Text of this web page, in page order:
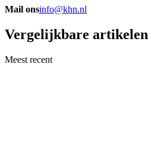
Mail onsinfo@khn.nl
Vergelijkbare artikelen
Meest recent